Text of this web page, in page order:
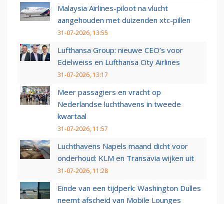
Malaysia Airlines-piloot na vlucht
aangehouden met duizenden xtc-pillen
31-07-2026, 13:55
Lufthansa Group: nieuwe CEO’s voor
Edelweiss en Lufthansa City Airlines
31-07-2026, 13:17
Meer passagiers en vracht op
Nederlandse luchthavens in tweede
kwartaal
31-07-2026, 11:57
Luchthavens Napels maand dicht voor
onderhoud: KLM en Transavia wijken uit
31-07-2026, 11:28
Einde van een tijdperk: Washington Dulles
neemt afscheid van Mobile Lounges